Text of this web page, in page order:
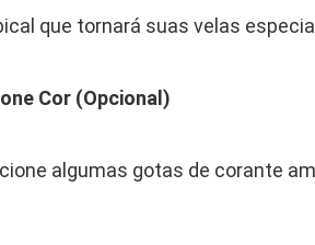
que tornará suas velas
Cor (Opcional)
algumas gotas de corante